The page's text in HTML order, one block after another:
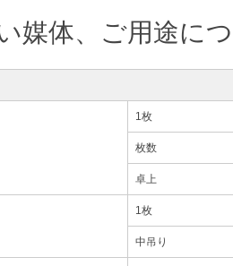
媒体、ご用途に
1枚
枚数
卓上
1枚
中吊り